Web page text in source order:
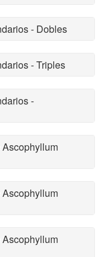
- Dobles
- Triples
-